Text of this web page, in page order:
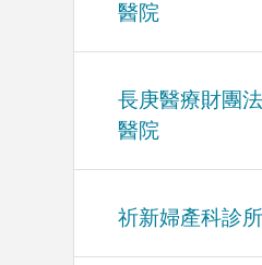
醫院
長庚醫療財團
醫院
祈新婦產科診所